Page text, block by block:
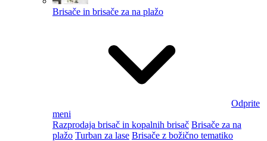
Brisače in brisače za na plažo
Odprite
meni
Razprodaja brisač in kopalnih brisač Brisače za na
plažo Turban za lase Brisače z božično tematiko